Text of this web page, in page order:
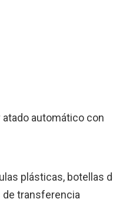
automático con
plásticas, botellas
de transferencia